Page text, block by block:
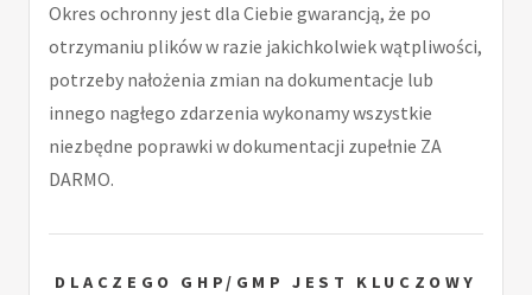
Okres ochronny jest dla Ciebie gwarancją, że po
otrzymaniu plików w razie jakichkolwiek wątpliwości,
potrzeby nałożenia zmian na dokumentacje lub
innego nagłego zdarzenia wykonamy wszystkie
niezbędne poprawki w dokumentacji zupełnie ZA
DARMO.
DLACZEGO GHP/GMP JEST KLUCZOWY